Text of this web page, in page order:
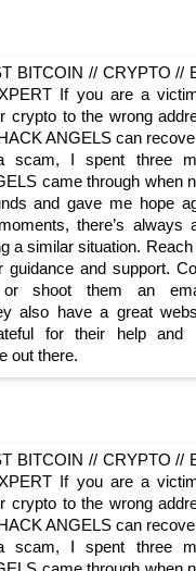
BITCOIN // CRYPTO //
If you are a
crypto to the wrong
ANGELS can
scam, I spent three
came through when
and gave me hope
there’s always
a similar situation.
and support.
or shoot them an
also have a great
for their help and
out there.
BITCOIN // CRYPTO //
If you are a
crypto to the wrong
ANGELS can
scam, I spent three